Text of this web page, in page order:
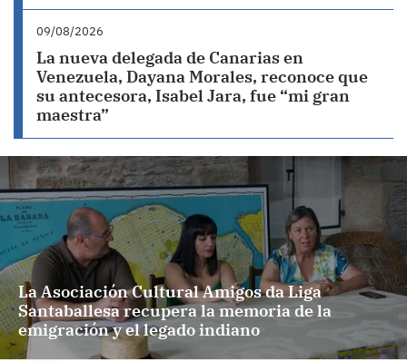
09/08/2026
La nueva delegada de Canarias en
Venezuela, Dayana Morales, reconoce que
su antecesora, Isabel Jara, fue “mi gran
maestra”
La Asociación Cultural Amigos da Liga
Santaballesa recupera la memoria de la
emigración y el legado indiano